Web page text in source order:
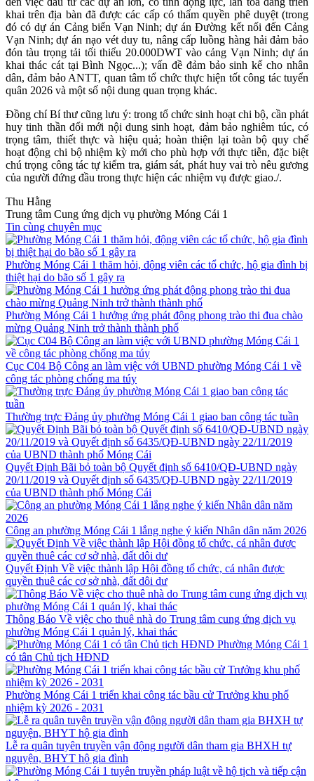
khai trên địa bàn đã được các cấp có thẩm quyền phê duyệt (trong
đó có dự án Cảng biển Vạn Ninh; dự án Đường kết nối đến Cảng
Vạn Ninh; dự án nạo vét duy tu, nâng cấp luồng hàng hải đảm bảo
đón tàu trọng tải tối thiểu 20.000DWT vào cảng Vạn Ninh; dự án
khai thác cát tại Bình Ngọc...); vấn đề đảm bảo sinh kế cho nhân
dân, đảm bảo ANTT, quan tâm tổ chức thực hiện tốt công tác tuyển
quân 2026 và một số nội dung quan trọng khác.
Đồng chí Bí thư cũng lưu ý: trong tổ chức sinh hoạt chi bộ, cần phát
huy tinh thần đổi mới nội dung sinh hoạt, đảm bảo nghiêm túc, có
trọng tâm, thiết thực và hiệu quả; hoàn thiện lại toàn bộ quy chế
hoạt động chi bộ nhiệm kỳ mới cho phù hợp với thực tiễn, đặc biệt
chú trọng công tác tự kiểm tra, giám sát, phát huy vai trò nêu gương
của người đứng đầu trong thực hiện các nhiệm vụ được giao./.
Thu Hằng
Trung tâm Cung ứng dịch vụ phường Móng Cái 1
Tin cùng chuyên mục
Phường Móng Cái 1 thăm hỏi, động viên các tổ chức, hộ gia đình bị
thiệt hại do bão số 1 gây ra
Phường Móng Cái 1 hưởng ứng phát động phong trào thi đua chào
mừng Quảng Ninh trở thành thành phố
Cục C04 Bộ Công an làm việc với UBND phường Móng Cái 1 về
công tác phòng chống ma túy
Thường trực Đảng ủy phường Móng Cái 1 giao ban công tác tuần
Quyết Định Bãi bỏ toàn bộ Quyết định số 6410/QĐ-UBND ngày
20/11/2019 và Quyết định số 6435/QĐ-UBND ngày 22/11/2019
của UBND thành phố Móng Cái
Công an phường Móng Cái 1 lắng nghe ý kiến Nhân dân năm 2026
Quyết Định Về việc thành lập Hội đồng tổ chức, cá nhân được
quyền thuê các cơ sở nhà, đất dôi dư
Thông Báo Về việc cho thuê nhà do Trung tâm cung ứng dịch vụ
phường Móng Cái 1 quản lý, khai thác
Phường Móng Cái 1
có tân Chủ tịch HĐND
Phường Móng Cái 1 triển khai công tác bầu cử Trưởng khu phố
nhiệm kỳ 2026 - 2031
Lễ ra quân tuyên truyền vận động người dân tham gia BHXH tự
nguyện, BHYT hộ gia đình